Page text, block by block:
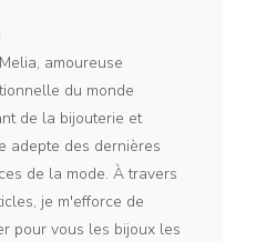
amoureuse
du monde
de la bijouterie et
adepte des dernières
de la mode. À travers
je m'efforce de
pour vous les bijoux les